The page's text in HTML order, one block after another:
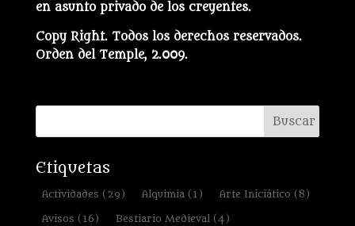
en asunto privado de los creyentes.
Copy Right. Todos los derechos reservados.
Orden del Temple, 2.009.
Etiquetas
Actividades (29) Alquimia(1) Arte Iniciático (8)
Avisos (16) Bestiario Medieval(4)